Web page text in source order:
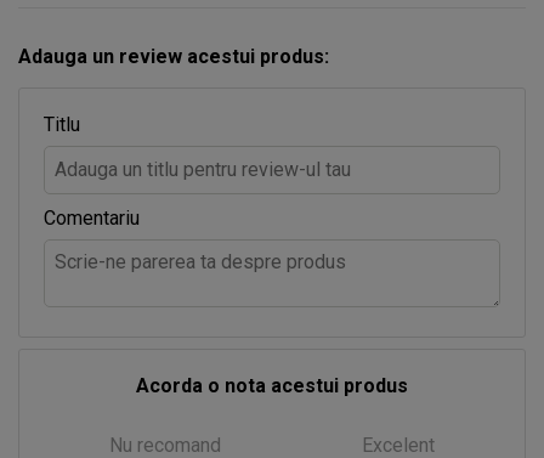
Adauga un review acestui produs:
Titlu
Comentariu
Acorda o nota acestui produs
Nu recomand Excelent